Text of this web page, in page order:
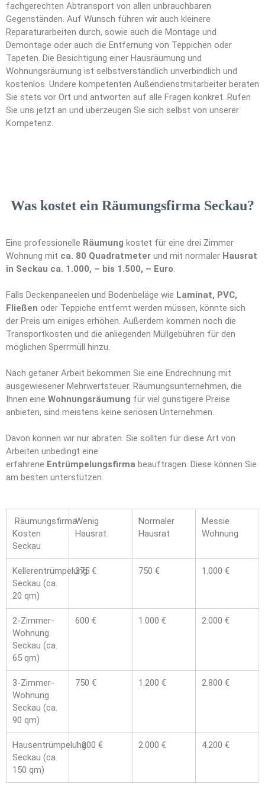
fachgerechten Abtransport von allen unbrauchbaren
Gegenständen. Auf Wunsch führen wir auch kleinere
Reparaturarbeiten durch, sowie auch die Montage und
Demontage oder auch die Entfernung von Teppichen oder
Tapeten. Die Besichtigung einer Hausräumung und
Wohnungsräumung ist selbstverständlich unverbindlich und
kostenlos. Undere kompetenten Außendienstmitarbeiter beraten
Sie stets vor Ort und antworten auf alle Fragen konkret. Rufen
Sie uns jetzt an und überzeugen Sie sich selbst von unserer
Kompetenz.
Was kostet ein Räumungsfirma Seckau?
Eine professionelle Räumung kostet für eine drei Zimmer
Wohnung mit ca. 80 Quadratmeter und mit normaler Hausrat
in Seckau ca. 1.000, – bis 1.500, – Euro.
Falls Deckenpaneelen und Bodenbeläge wie Laminat, PVC,
Fließen oder Teppiche entfernt werden müssen, könnte sich
der Preis um einiges erhöhen. Außerdem kommen noch die
Transportkosten und die anliegenden Müllgebühren für den
möglichen Sperrmüll hinzu.
Nach getaner Arbeit bekommen Sie eine Endrechnung mit
ausgewiesener Mehrwertsteuer. Räumungsunternehmen, die
Ihnen eine Wohnungsräumung für viel günstigere Preise
anbieten, sind meistens keine seriösen Unternehmen.
Davon können wir nur abraten. Sie sollten für diese Art von
Arbeiten unbedingt eine
erfahrene Entrümpelungsfirma beauftragen. Diese können Sie
am besten unterstützen.
Räumungsfirma
Kosten
Seckau
Wenig
Hausrat
Normaler
Hausrat
Messie
Wohnung
Kellerentrümpelung
Seckau (ca.
20 qm)
375 € 750 € 1.000 €
2-Zimmer-
Wohnung
Seckau (ca.
65 qm)
600 € 1.000 € 2.000 €
3-Zimmer-
Wohnung
Seckau (ca.
90 qm)
750 € 1.200 € 2.800 €
Hausentrümpelung
Seckau (ca.
150 qm)
1.200 € 2.000 € 4.200 €